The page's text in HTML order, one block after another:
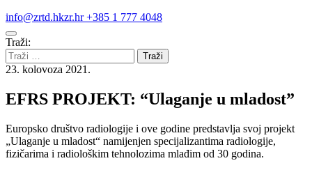
info@zrtd.hkzr.hr+385 1 777 4048
Traži:
23. kolovoza 2021.
EFRS PROJEKT: “Ulaganje u mladost”
Europsko društvo radiologije i ove godine predstavlja svoj projekt
„Ulaganje u mladost“ namijenjen specijalizantima radiologije,
fizičarima i radiološkim tehnolozima mlađim od 30 godina.